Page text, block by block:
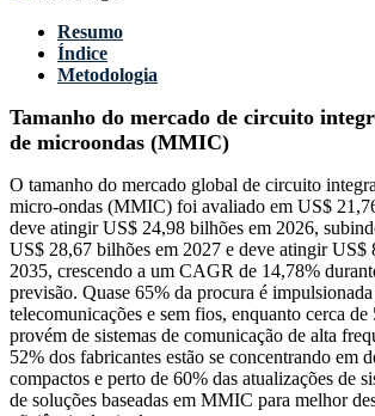
Resumo
Índice
Metodologia
Tamanho do mercado de circuito
de microondas (MMIC)
O tamanho do mercado global de circuito
micro-ondas (MMIC) foi avaliado em US$
deve atingir US$ 24,98 bilhões em 2026,
US$ 28,67 bilhões em 2027 e deve atingir US$
2035, crescendo a um CAGR de 14,78%
previsão. Quase 65% da procura é
telecomunicações e sem fios, enquanto cerca de
provém de sistemas de comunicação de alta
52% dos fabricantes estão se concentrando em
compactos e perto de 60% das atualizações de
de soluções baseadas em MMIC para melhor